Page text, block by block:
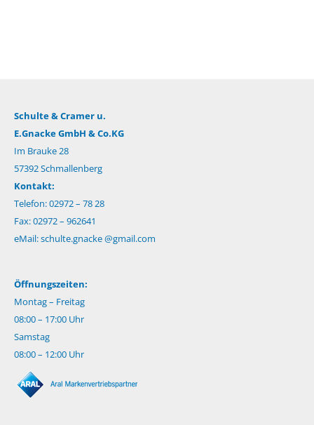
Schulte & Cramer u.
E.Gnacke GmbH & Co.KG
Im Brauke 28
57392 Schmallenberg
Kontakt:
Telefon: 02972 – 78 28
Fax: 02972 – 962641
eMail:schulte.gnacke @gmail.com
Öffnungszeiten:
Montag – Freitag
08:00 – 17:00 Uhr
Samstag
08:00 – 12:00 Uhr